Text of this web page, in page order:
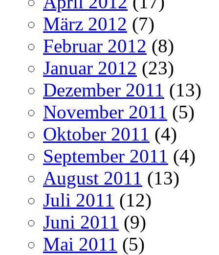
März 2012 (7)
Februar 2012 (8)
Januar 2012 (23)
Dezember 2011 (13)
November 2011 (5)
Oktober 2011 (4)
September 2011 (4)
August 2011 (13)
Juli 2011 (12)
Juni 2011 (9)
Mai 2011 (5)